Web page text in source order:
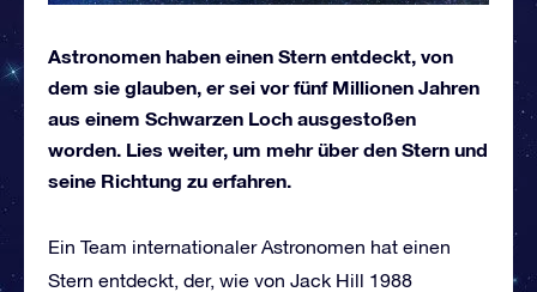
Astronomen haben einen Stern entdeckt, von
dem sie glauben, er sei vor fünf Millionen Jahren
aus einem Schwarzen Loch ausgestoßen
worden. Lies weiter, um mehr über den Stern und
seine Richtung zu erfahren.
Ein Team internationaler Astronomen hat einen
Stern entdeckt, der, wie von Jack Hill 1988